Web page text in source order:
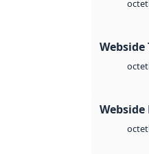
octet
Webside
octet
Webside
octet